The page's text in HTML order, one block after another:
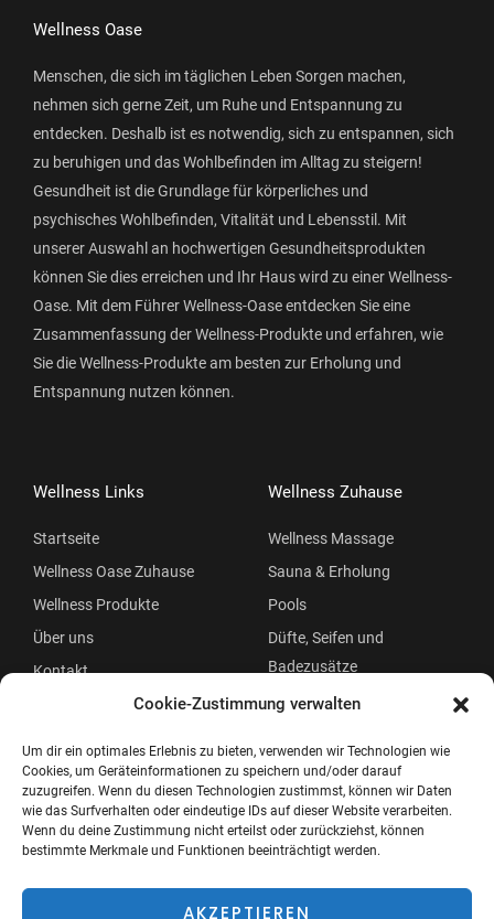
Cookie-Zustimmung verwalten
Um dir ein optimales Erlebnis zu bieten, verwenden wir Technologien wie
Cookies, um Geräteinformationen zu speichern und/oder darauf
zuzugreifen. Wenn du diesen Technologien zustimmst, können wir Daten
wie das Surfverhalten oder eindeutige IDs auf dieser Website verarbeiten.
Wenn du deine Zustimmung nicht erteilst oder zurückziehst, können
bestimmte Merkmale und Funktionen beeinträchtigt werden.
AKZEPTIEREN
Wellness Oase
Menschen, die sich im täglichen Leben Sorgen machen,
nehmen sich gerne Zeit, um Ruhe und Entspannung zu
entdecken. Deshalb ist es notwendig, sich zu entspannen, sich
zu beruhigen und das Wohlbefinden im Alltag zu steigern!
Gesundheit ist die Grundlage für körperliches und
psychisches Wohlbefinden, Vitalität und Lebensstil. Mit
unserer Auswahl an hochwertigen Gesundheitsprodukten
können Sie dies erreichen und Ihr Haus wird zu einer Wellness-
Oase. Mit dem Führer Wellness-Oase entdecken Sie eine
Zusammenfassung der Wellness-Produkte und erfahren, wie
Sie die Wellness-Produkte am besten zur Erholung und
Entspannung nutzen können.
Wellness Links
Startseite
Wellness Oase Zuhause
Wellness Produkte
Über uns
Kontakt
Wellness Zuhause
Wellness Massage
Sauna & Erholung
Pools
Düfte, Seifen und
Badezusätze
Beauty
Menü